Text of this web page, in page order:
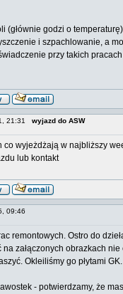
(głównie godzi o
i szpachlowanie, a
przy takich
21:31 wyjazd do ASW
co wyjeżdżają w najbliższy
lub kontakt
09:46
remontowych. Ostro do
na załączonych obrazkach
Okleiliśmy go płytami GK.
- potwierdzamy, że